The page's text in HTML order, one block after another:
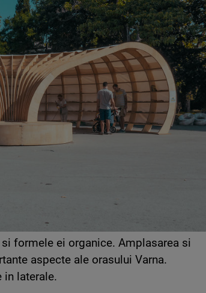
formele ei organice. Amplasarea si
aspecte ale orasului Varna.
in laterale.